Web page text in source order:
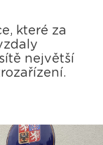
které za
největší